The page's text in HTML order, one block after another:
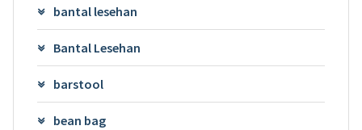
bantal lesehan
Bantal Lesehan
barstool
bean bag